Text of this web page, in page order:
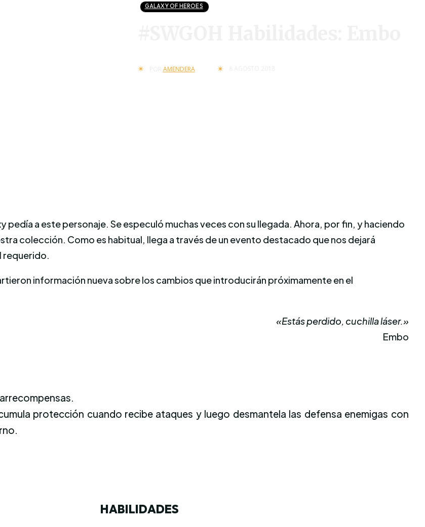
GALAXY OF HEROES
AMENDERA
pedía a este personaje. Se especuló muchas veces con su llegada. Ahora, por fin, y haciendo
colección. Como es habitual, llega a través de un evento destacado que nos dejará
requerido.
información nueva sobre los cambios que introducirán próximamente en el
«Estás perdido, cuchilla láser.»
Embo
protección cuando recibe ataques y luego desmantela las defensa enemigas con
HABILIDADES